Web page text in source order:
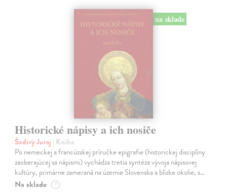
na sklade
Historické nápisy a ich nosiče
Šedivý Juraj | Kniha
Po nemeckej a francúzskej príručke epigrafie (historickej disciplíny
zaoberajúcej sa nápismi) vychádza tretia syntéza vývoja nápisovej
kultúry, primárne zameraná na územie Slovenska a blízke okolie, s…
Na sklade ?